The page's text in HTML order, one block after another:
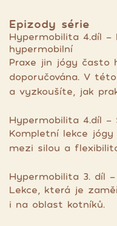
Epizody série
Hypermobilita 4.díl -
hypermobilní
Praxe jin jógy často
doporučována. V
a vyzkoušíte, jak
Hypermobilita 4.díl -
Kompletní lekce
mezi silou a
Hypermobilita 3. díl
Lekce, která je
i na oblast kotníků.